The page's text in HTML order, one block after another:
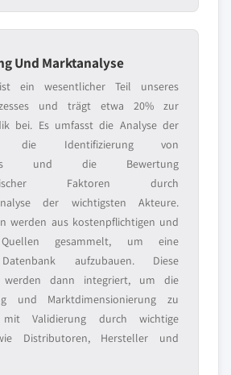
Und Marktanalyse
ein wesentlicher Teil unseres
und trägt etwa 20% zur
bei. Es umfasst die Analyse der
die Identifizierung von
und die Bewertung
Faktoren durch
der wichtigsten Akteure.
werden aus kostenpflichtigen und
gesammelt, um eine
aufzubauen. Diese
werden dann integriert, um die
und Marktdimensionierung zu
mit Validierung durch wichtige
Distributoren, Hersteller und